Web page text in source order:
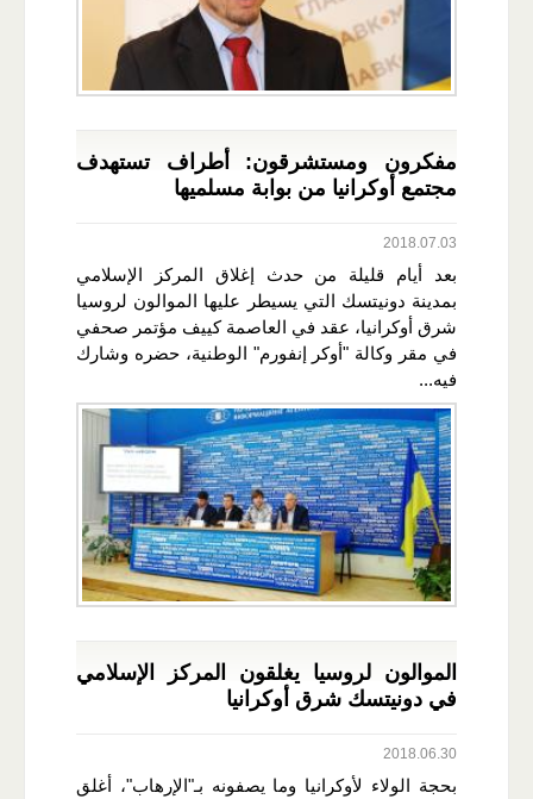
مفكرون ومستشرقون: أطراف تستهدف
مجتمع أوكرانيا من بوابة مسلميها
2018.07.03
بعد أيام قليلة من حدث إغلاق المركز الإسلامي
بمدينة دونيتسك التي يسيطر عليها الموالون لروسيا
شرق أوكرانيا، عقد في العاصمة كييف مؤتمر صحفي
في مقر وكالة "أوكر إنفورم" الوطنية، حضره وشارك
فيه...
الموالون لروسيا يغلقون المركز الإسلامي
في دونيتسك شرق أوكرانيا
2018.06.30
بحجة الولاء لأوكرانيا وما يصفونه بـ"الإرهاب"، أغلق